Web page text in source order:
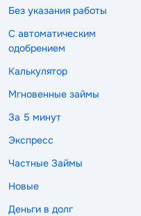
Без указания работы
С автоматическим
одобрением
Калькулятор
Мгновенные займы
За 5 минут
Экспресс
Частные Займы
Новые
Деньги в долг